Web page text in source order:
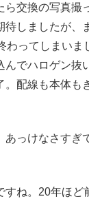
ら交換の写真撮
待しましたが、
わってしまいま
んでハロゲン抜
。配線も本体も
あっけなさすぎ
ね。20年ほど